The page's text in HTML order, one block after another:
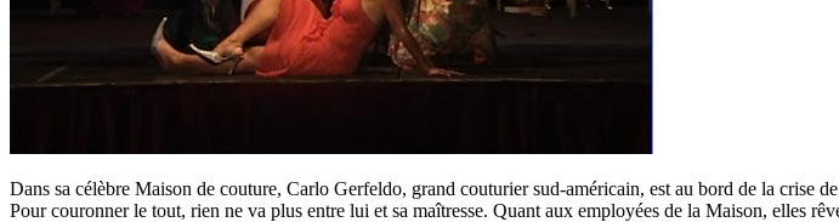
Dans sa célèbre Maison de couture, Carlo Gerfeldo, grand couturier sud-américain, est au bord de la crise
Pour couronner le tout, rien ne va plus entre lui et sa maîtresse. Quant aux employées de la Maison, elles